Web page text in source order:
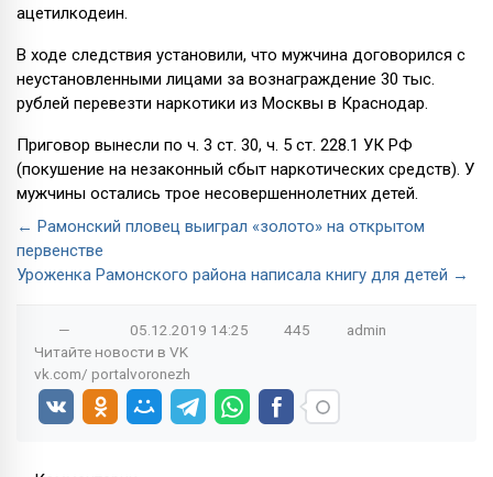
ацетилкодеин.
В ходе следствия установили, что мужчина договорился с
неустановленными лицами за вознаграждение 30 тыс.
рублей перевезти наркотики из Москвы в Краснодар.
Приговор вынесли по ч. 3 ст. 30, ч. 5 ст. 228.1 УК РФ
(покушение на незаконный сбыт наркотических средств). У
мужчины остались трое несовершеннолетних детей.
← Рамонский пловец выиграл «золото» на открытом
первенстве
Уроженка Рамонского района написала книгу для детей →
— 05.12.2019 14:25 445
admin
Читайте новости в VK
vk.com/ portalvoronezh